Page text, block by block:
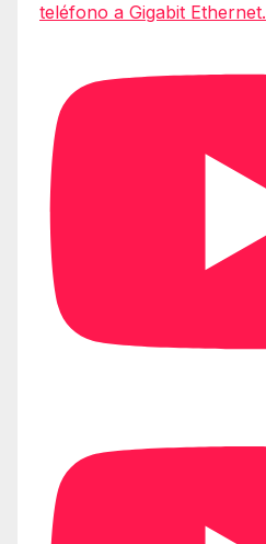
teléfono a Gigabit Ethernet.